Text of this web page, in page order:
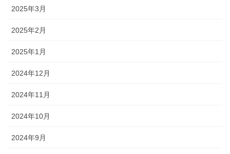
2025年3月
2025年2月
2025年1月
2024年12月
2024年11月
2024年10月
2024年9月